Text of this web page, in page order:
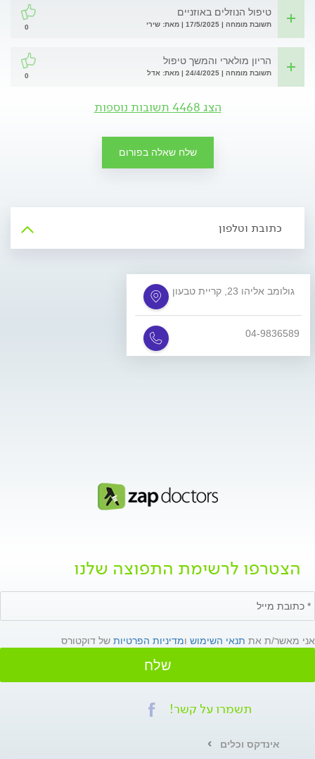
טיפול הנוזלים באוזניים
תשובת מומחה | 17/5/2025 | מאת: שירי 0
הריון מולארי והמשך טיפול
תשובת מומחה | 24/4/2025 | מאת: אדל 0
הצג 4468 תשובות נוספות
שלח שאלה בפורום
כתובת וטלפון
גולומב אליהו 23, קריית טבעון
04-9836589
הצטרפו לרשימת התפוצה שלנו
אני מאשר/ת את תנאי השימוש ומדיניות הפרטיות של דוקטורס
שלח
תשמרו על קשר!
אינדקס וכלים